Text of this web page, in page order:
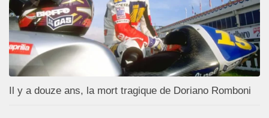
Il y a douze ans, la mort tragique de Doriano Romboni